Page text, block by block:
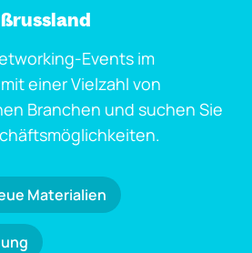
Events im
einer Vielzahl von
Branchen und suchen Sie
Materialien